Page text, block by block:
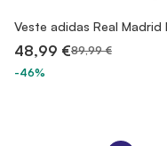
Veste adidas Real Madrid
48,99 €89,99 €
-46%